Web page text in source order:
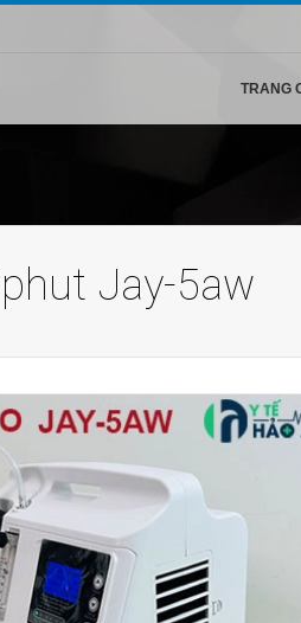
TRANG
Jay-5aw